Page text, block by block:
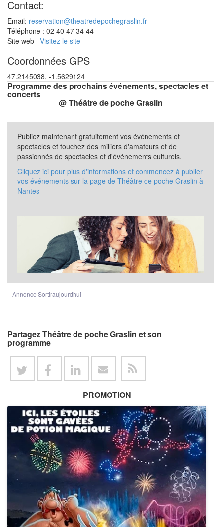
Contact:
Email: reservation@theatredepochegraslin.fr
Téléphone : 02 40 47 34 44
Site web : Visitez le site
Coordonnées GPS
47.2145038, -1.5629124
Programme des prochains événements, spectacles et
concerts
@ Théâtre de poche Graslin
Publiez maintenant gratuitement vos événements et
spectacles et touchez des milliers d'amateurs et de
passionnés de spectacles et d'événements culturels.
Cliquez ici pour plus d'informations et commencez à publier
vos événements sur la page de Théâtre de poche Graslin à
Nantes
Annonce Sortiraujourdhui
Partagez Théâtre de poche Graslin et son
programme
PROMOTION